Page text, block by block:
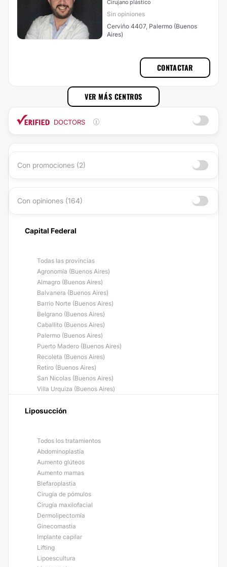
Cirujano plástico
Sin opiniones
Cerviño 4407, Palermo (Buenos
Aires)
CONTACTAR
VER MÁS CENTROS
DOCTORS
Con promociones (2)
Con opiniones (164)
Capital Federal
Todas las provincias
Agronomía (Buenos Aires)
Almagro (Buenos Aires)
Balvanera (Buenos Aires)
Barrio Norte (Buenos Aires)
Belgrano (Buenos Aires)
Caballito (Buenos Aires)
Palermo (Buenos Aires)
Puerto Madero (Buenos Aires)
Recoleta (Buenos Aires)
Retiro (Buenos Aires)
San Nicolas (Buenos Aires)
Villa Urquiza (Buenos Aires)
Liposucción
Todos los tratamientos
Abdominoplastía
Aumento glúteos
Aumento mamas
Blefaroplastia
Cirugía de pómulos
Cirugía maxilofacial
Dermolipectomía
Ginecomastia
Implante capilar
Lifting
Lipoescultura